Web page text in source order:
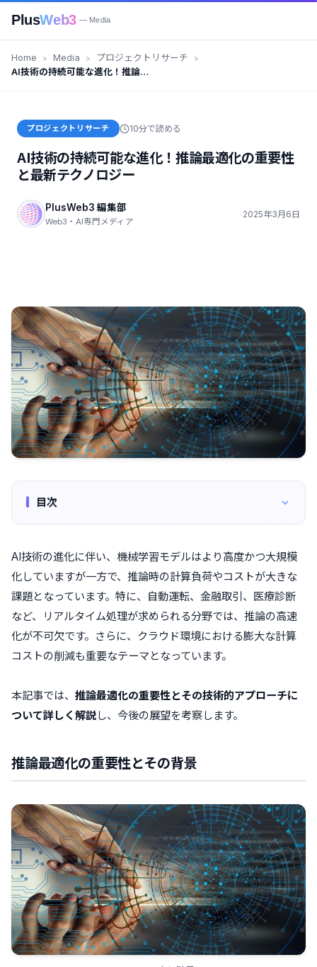
PlusWeb3 — Media
Home Media
プロジェクトリサーチ
AI技術の持続可能な進化！推論最
プロジェクトリサーチ 10分で読める
AI技術の持続可能な進化！推論最適化の重要性
と最新テクノロジー
PlusWeb3 編集部
Web3・AI専門メディア
2025年3月6日
目次
AI技術の進化に伴い、機械学習モデルはより高度かつ大規模
化していますが一方で、推論時の計算負荷やコストが大きな
課題となっています。特に、自動運転、金融取引、医療診断
など、リアルタイム処理が求められる分野では、推論の高速
化が不可欠です。さらに、クラウド環境における膨大な計算
コストの削減も重要なテーマとなっています。
本記事では、 推論最適化の重要性とその技術的アプローチに
ついて詳しく解説し、今後の展望を考察します。
推論最適化の重要性とその背景